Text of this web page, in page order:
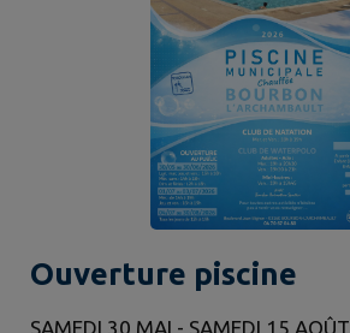
Ouverture piscine
SAMEDI 30 MAI - SAMEDI 15 AOÛT